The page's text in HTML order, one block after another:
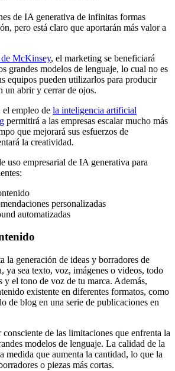
de IA generativa de infinitas formas
pero está claro que aportarán más valor a
McKinsey, el marketing se beneficiará
grandes modelos de lenguaje, lo cual no es
equipos pueden utilizarlos para producir
un abrir y cerrar de ojos.
empleo de la inteligencia artificial
permitirá a las empresas escalar mucho más
que mejorará sus esfuerzos de
la creatividad.
uso empresarial de IA generativa para
personalizadas
automatizadas
la generación de ideas y borradores de
ya sea texto, voz, imágenes o videos, todo
y el tono de voz de tu marca. Además,
existente en diferentes formatos, como
de blog en una serie de publicaciones en
consciente de las limitaciones que enfrenta la
modelos de lenguaje. La calidad de la
medida que aumenta la cantidad, lo que la
o piezas más cortas.